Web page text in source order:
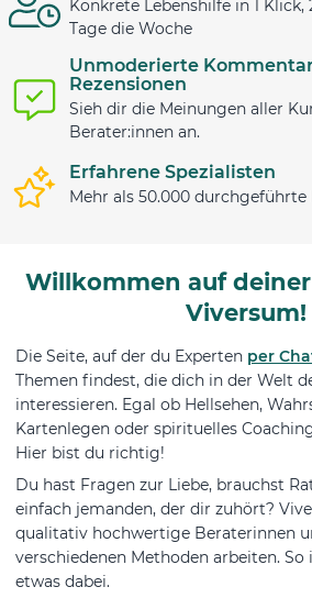
Konkrete Lebenshilfe in 1
Tage die Woche
Unmoderierte
Rezensionen
Sieh dir die Meinungen aller
Berater:innen an.
Erfahrene Spezialisten
Mehr als 50.000
Willkommen auf
Viversum!
Die Seite, auf der du Experten per
Themen findest, die dich in der Welt
interessieren. Egal ob Hellsehen,
Kartenlegen oder spirituelles
Hier bist du richtig!
Du hast Fragen zur Liebe, brauchst
einfach jemanden, der dir zuhört?
qualitativ hochwertige Beraterinnen
verschiedenen Methoden arbeiten.
etwas dabei.